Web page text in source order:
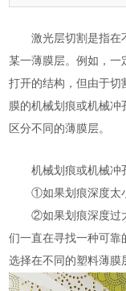
激光层切割是指在
某一薄膜层。例如，一
打开的结构，但由于切
膜的机械划痕或机械
区分不同的薄膜层。
机械划痕或机械冲
①如果划痕深度太
②如果划痕深度过
们一直在寻找一种可靠
选择在不同的塑料薄膜